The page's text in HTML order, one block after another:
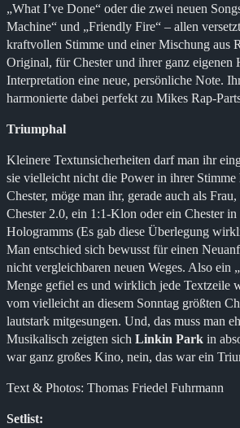
„What I’ve Done“ oder die zwei neuen
Machine“ und „Friendly Fire“ – allen
kraftvollen Stimme und einer Mischung aus
Original, für Chester und ihrer ganz eigenen
Interpretation eine neue, persönliche Note.
harmonierte dabei perfekt zu Mikes Rap-
Triumphal
Kleinere Textunsicherheiten darf man ihr
sie vielleicht nicht die Power in ihrer Stimme
Chester, möge man ihr, gerade auch als
Chester 2.0, ein 1:1-Klon oder ein Chester in
Hologramms (Es gab diese Überlegung
Man entschied sich bewusst für einen
nicht vergleichbaren neuen Weges. Also
Menge gefiel es und wirklich jede Textzeile
vom vielleicht an diesem Sonntag größten
lautstark mitgesungen. Und, das muss man
Musikalisch zeigten sich Linkin Park in
war ganz großes Kino, nein, das war ein
Text & Photos: Thomas Friedel Fuhrmann
Setlist: